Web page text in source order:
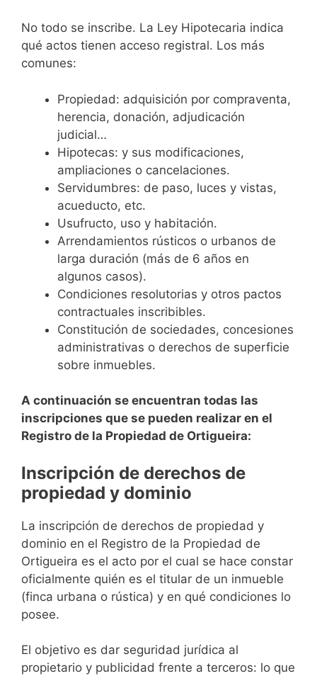
No todo se inscribe. La Ley Hipotecaria indica
qué actos tienen acceso registral. Los más
comunes:
Propiedad: adquisición por compraventa,
herencia, donación, adjudicación
judicial…
Hipotecas: y sus modificaciones,
ampliaciones o cancelaciones.
Servidumbres: de paso, luces y vistas,
acueducto, etc.
Usufructo, uso y habitación.
Arrendamientos rústicos o urbanos de
larga duración (más de 6 años en
algunos casos).
Condiciones resolutorias y otros pactos
contractuales inscribibles.
Constitución de sociedades, concesiones
administrativas o derechos de superficie
sobre inmuebles.
A continuación se encuentran todas las
inscripciones que se pueden realizar en el
Registro de la Propiedad de Ortigueira:
Inscripción de derechos de
propiedad y dominio
La inscripción de derechos de propiedad y
dominio en el Registro de la Propiedad de
Ortigueira es el acto por el cual se hace constar
oficialmente quién es el titular de un inmueble
(finca urbana o rústica) y en qué condiciones lo
posee.
El objetivo es dar seguridad jurídica al
propietario y publicidad frente a terceros: lo que